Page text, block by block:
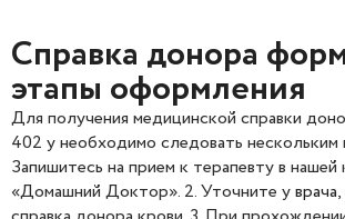
Справка донора
этапы оформления
Для получения медицинской справки
402 у необходимо следовать нескольким
Запишитесь на прием к терапевту в нашей
«Домашний Доктор». 2. Уточните уврача